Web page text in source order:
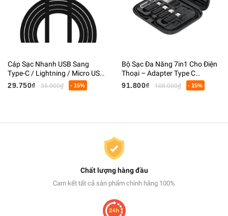
Cáp Sạc Nhanh USB Sang
Type-C / Lightning / Micro USB
240W MAX Dây Dù Bọc Lưới
29.750₫ 35.000₫ - 15%
Bộ Sạc Đa Năng 7in1 Cho Điện
Thoại – Adapter Type C
Lightning USB Kèm Hộp Gương
91.800₫ 108.000₫ - 15%
Chất lượng hàng đầu
Cam kết tất cả sản phẩm chính hãng 100%